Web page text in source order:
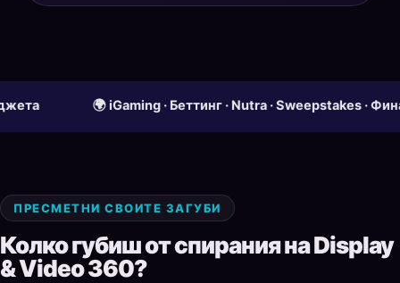
🌍 iGaming · Беттинг · Nutra · Sweepstakes ·
ПРЕСМЕТНИ СВОИТЕ ЗАГУБИ
Колко губиш от спирания на Display
& Video 360?